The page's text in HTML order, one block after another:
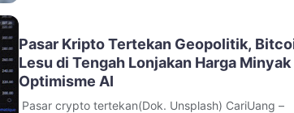
Pasar Kripto Tertekan Geopolitik,
Lesu di Tengah Lonjakan Harga Minyak
Optimisme AI
Pasar crypto tertekan(Dok. Unsplash) CariUang –